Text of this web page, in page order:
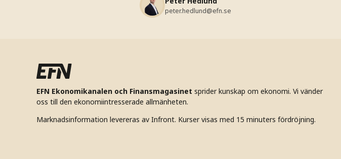
peter.hedlund@efn.se
EFN Ekonomikanalen och Finansmagasinet sprider kunskap om ekonomi. Vi vänder
oss till den ekonomiintresserade allmänheten.
Marknadsinformation levereras av Infront. Kurser visas med 15 minuters fördröjning.